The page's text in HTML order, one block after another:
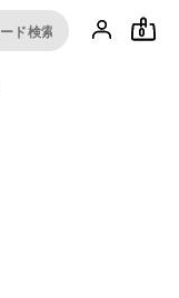
0